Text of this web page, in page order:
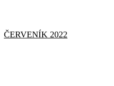
ČERVENÍK 2022